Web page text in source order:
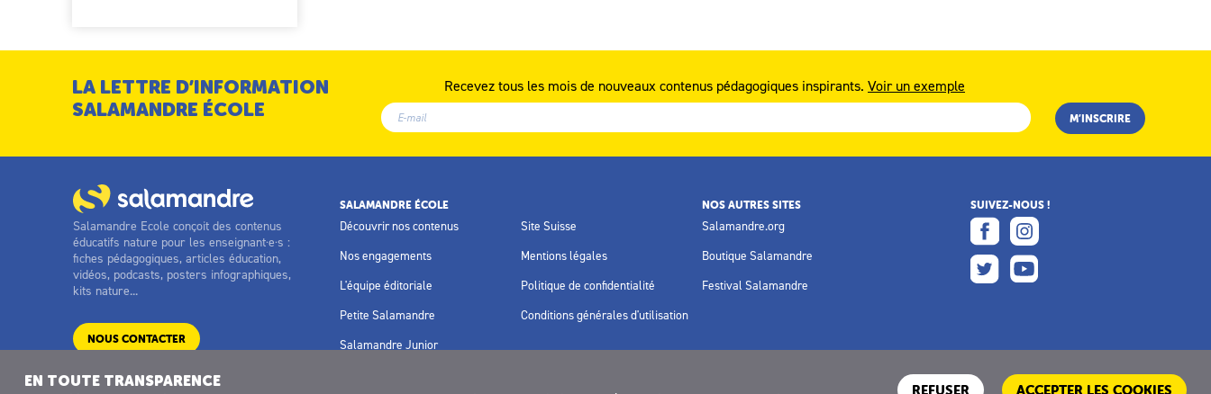
LA LETTRE D’INFORMATION
SALAMANDRE ÉCOLE
Recevez tous les mois de nouveaux contenus pédagogiques inspirants. Voir un exemple
Salamandre Ecole conçoit des contenus
éducatifs nature pour les enseignant·e·s :
fiches pédagogiques, articles éducation,
vidéos, podcasts, posters infographiques,
kits nature...
NOUS CONTACTER
SALAMANDRE ÉCOLE
Découvrir nos contenus
Nos engagements
L'équipe éditoriale
Petite Salamandre
Salamandre Junior
Site Suisse
Mentions légales
Politique de confidentialité
Conditions générales d'utilisation
NOS AUTRES SITES
Salamandre.org
Boutique Salamandre
Festival Salamandre
SUIVEZ-NOUS !
EN TOUTE TRANSPARENCE
REFUSER ACCEPTER LES COOKIES